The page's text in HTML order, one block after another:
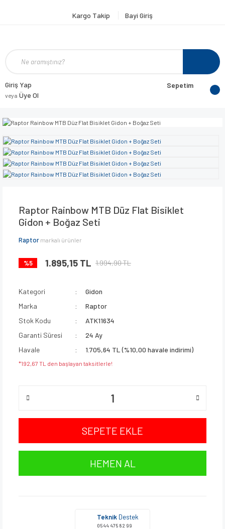
Kargo Takip Bayi Giriş
Giriş Yap
veya Üye Ol
Sepetim
Raptor Rainbow MTB Düz Flat Bisiklet
Gidon + Boğaz Seti
Raptor markalı ürünler
%5 1.895,15 TL 1.994,90 TL
Kategori
Gidon
Marka
Raptor
Stok Kodu
ATK11634
Garanti Süresi
24 Ay
Havale
1.705,64 TL (%10,00 havale indirimi)
*192,67 TL den başlayan taksitlerle!
SEPETE EKLE
HEMEN AL
Teknik Destek
0544 475 82 99